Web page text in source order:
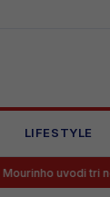
LIFESTYLE
tri nova pravila